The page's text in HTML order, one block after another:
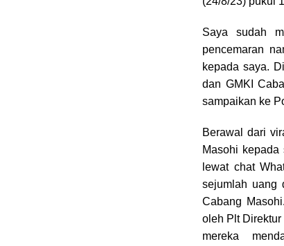
Saya sudah
pencemaran
kepada saya.
dan GMKI
sampaikan ke
Berawal dari
Masohi
lewat chat
sejumlah uang
Cabang
oleh Plt
mereka